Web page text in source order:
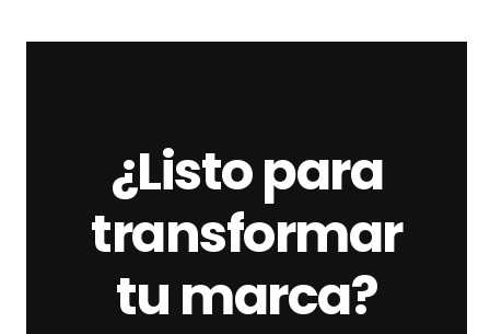
¿Listo para
transformar
tu marca?